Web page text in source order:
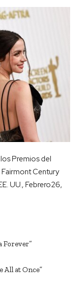
Premios del
Century
UU., Febrero26,
Forever”
All at Once”